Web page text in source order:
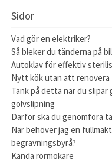
Sidor
Vad gör en elektriker?
Så bleker du tänderna på
Autoklav för effektiv
Nytt kök utan att renovera
Tänk på detta när du slipar
golvslipning
Därför ska du genomföra
När behöver jag en
begravningsbyrå?
Kända rörmokare